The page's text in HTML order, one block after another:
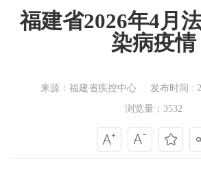
福建省2026年4月
染病疫情
来源：福建省疾控中心
发布时间 :
浏览量：3532